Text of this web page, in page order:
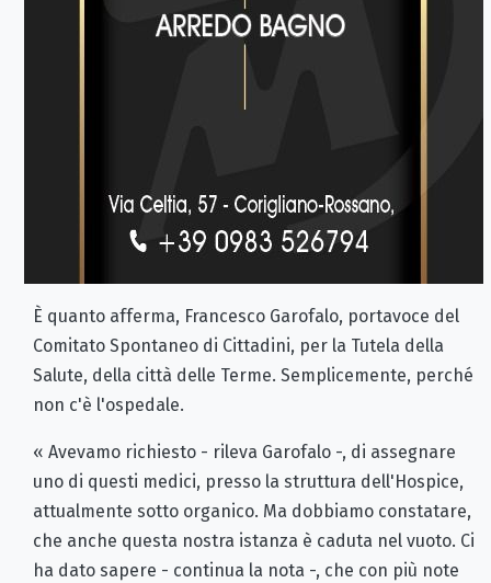
È quanto afferma, Francesco Garofalo, portavoce del
Comitato Spontaneo di Cittadini, per la Tutela della
Salute, della città delle Terme. Semplicemente, perché
non c'è l'ospedale.
« Avevamo richiesto - rileva Garofalo -, di assegnare
uno di questi medici, presso la struttura dell'Hospice,
attualmente sotto organico. Ma dobbiamo constatare,
che anche questa nostra istanza è caduta nel vuoto. Ci
ha dato sapere - continua la nota -, che con più note